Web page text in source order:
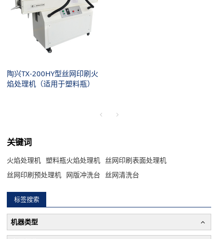
陶兴TX-200HY型丝网印刷火
焰处理机（适用于塑料瓶）
关键词
火焰处理机 塑料瓶火焰处理机 丝网印刷表面处理机
丝网印刷预处理机 网版冲洗台 丝网清洗台
标签搜索
机器类型